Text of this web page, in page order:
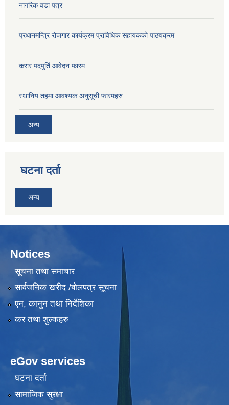
नागरिक वडा पत्र
प्रधानमन्त्रि रोजगार कार्यक्रम प्राविधिक सहायकको पाठयक्रम
करार पदपुर्ति आवेदन फारम
स्थानिय तहमा आवश्यक अनुसूची फारमहरु
अन्य
घटना दर्ता
अन्य
Notices
सूचना तथा समाचार
सार्वजनिक खरीद /बोलपत्र सूचना
एन, कानुन तथा निर्देशिका
कर तथा शुल्कहरु
eGov services
घटना दर्ता
सामाजिक सुरक्षा